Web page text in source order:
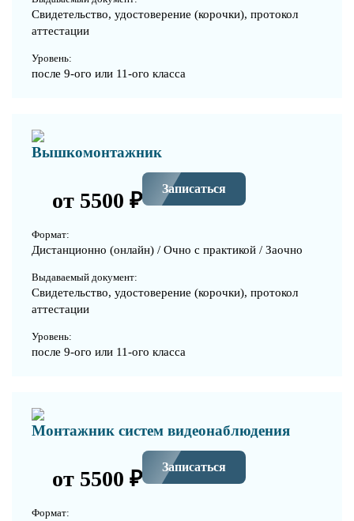
Свидетельство, удостоверение (корочки), протокол
аттестации
Уровень:
после 9-ого или 11-ого класса
Вышкомонтажник
от 5500 ₽ Записаться
Формат:
Дистанционно (онлайн) / Очно с практикой / Заочно
Выдаваемый документ:
Свидетельство, удостоверение (корочки), протокол
аттестации
Уровень:
после 9-ого или 11-ого класса
Монтажник систем видеонаблюдения
от 5500 ₽ Записаться
Формат: